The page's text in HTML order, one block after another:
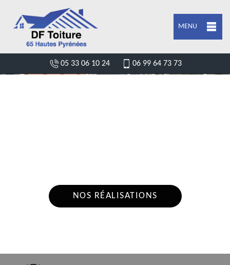
MENU
05 33 06 10 24 06 99 64 73 73
NOS RÉALISATIONS